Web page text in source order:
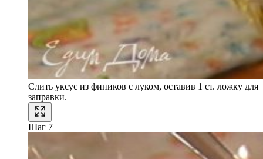
Слить уксус из фиников с луком, оставив 1 ст. ложку для
заправки.
Шаг 7